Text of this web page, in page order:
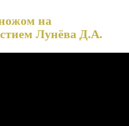
на
Лунёва Д.А.